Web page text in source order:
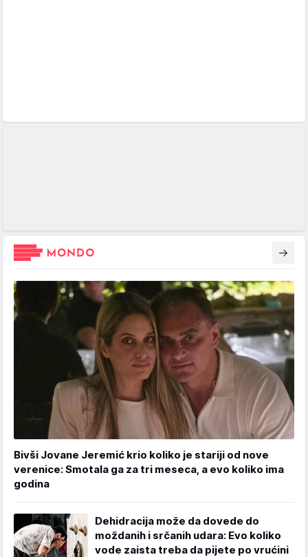
Bivši Jovane Jeremić krio koliko je stariji od nove
verenice: Smotala ga za tri meseca, a evo koliko ima
godina
Dehidracija može da dovede do
moždanih i srčanih udara: Evo koliko
vode zaista treba da pijete po vrućini